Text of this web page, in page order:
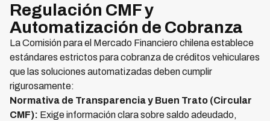
Regulación CMF y
Automatización de Cobranza
La Comisión para el Mercado Financiero chilena establece
estándares estrictos para cobranza de créditos vehiculares
que las soluciones automatizadas deben cumplir
rigurosamente:
Normativa de Transparencia y Buen Trato (Circular
CMF): Exige información clara sobre saldo adeudado,